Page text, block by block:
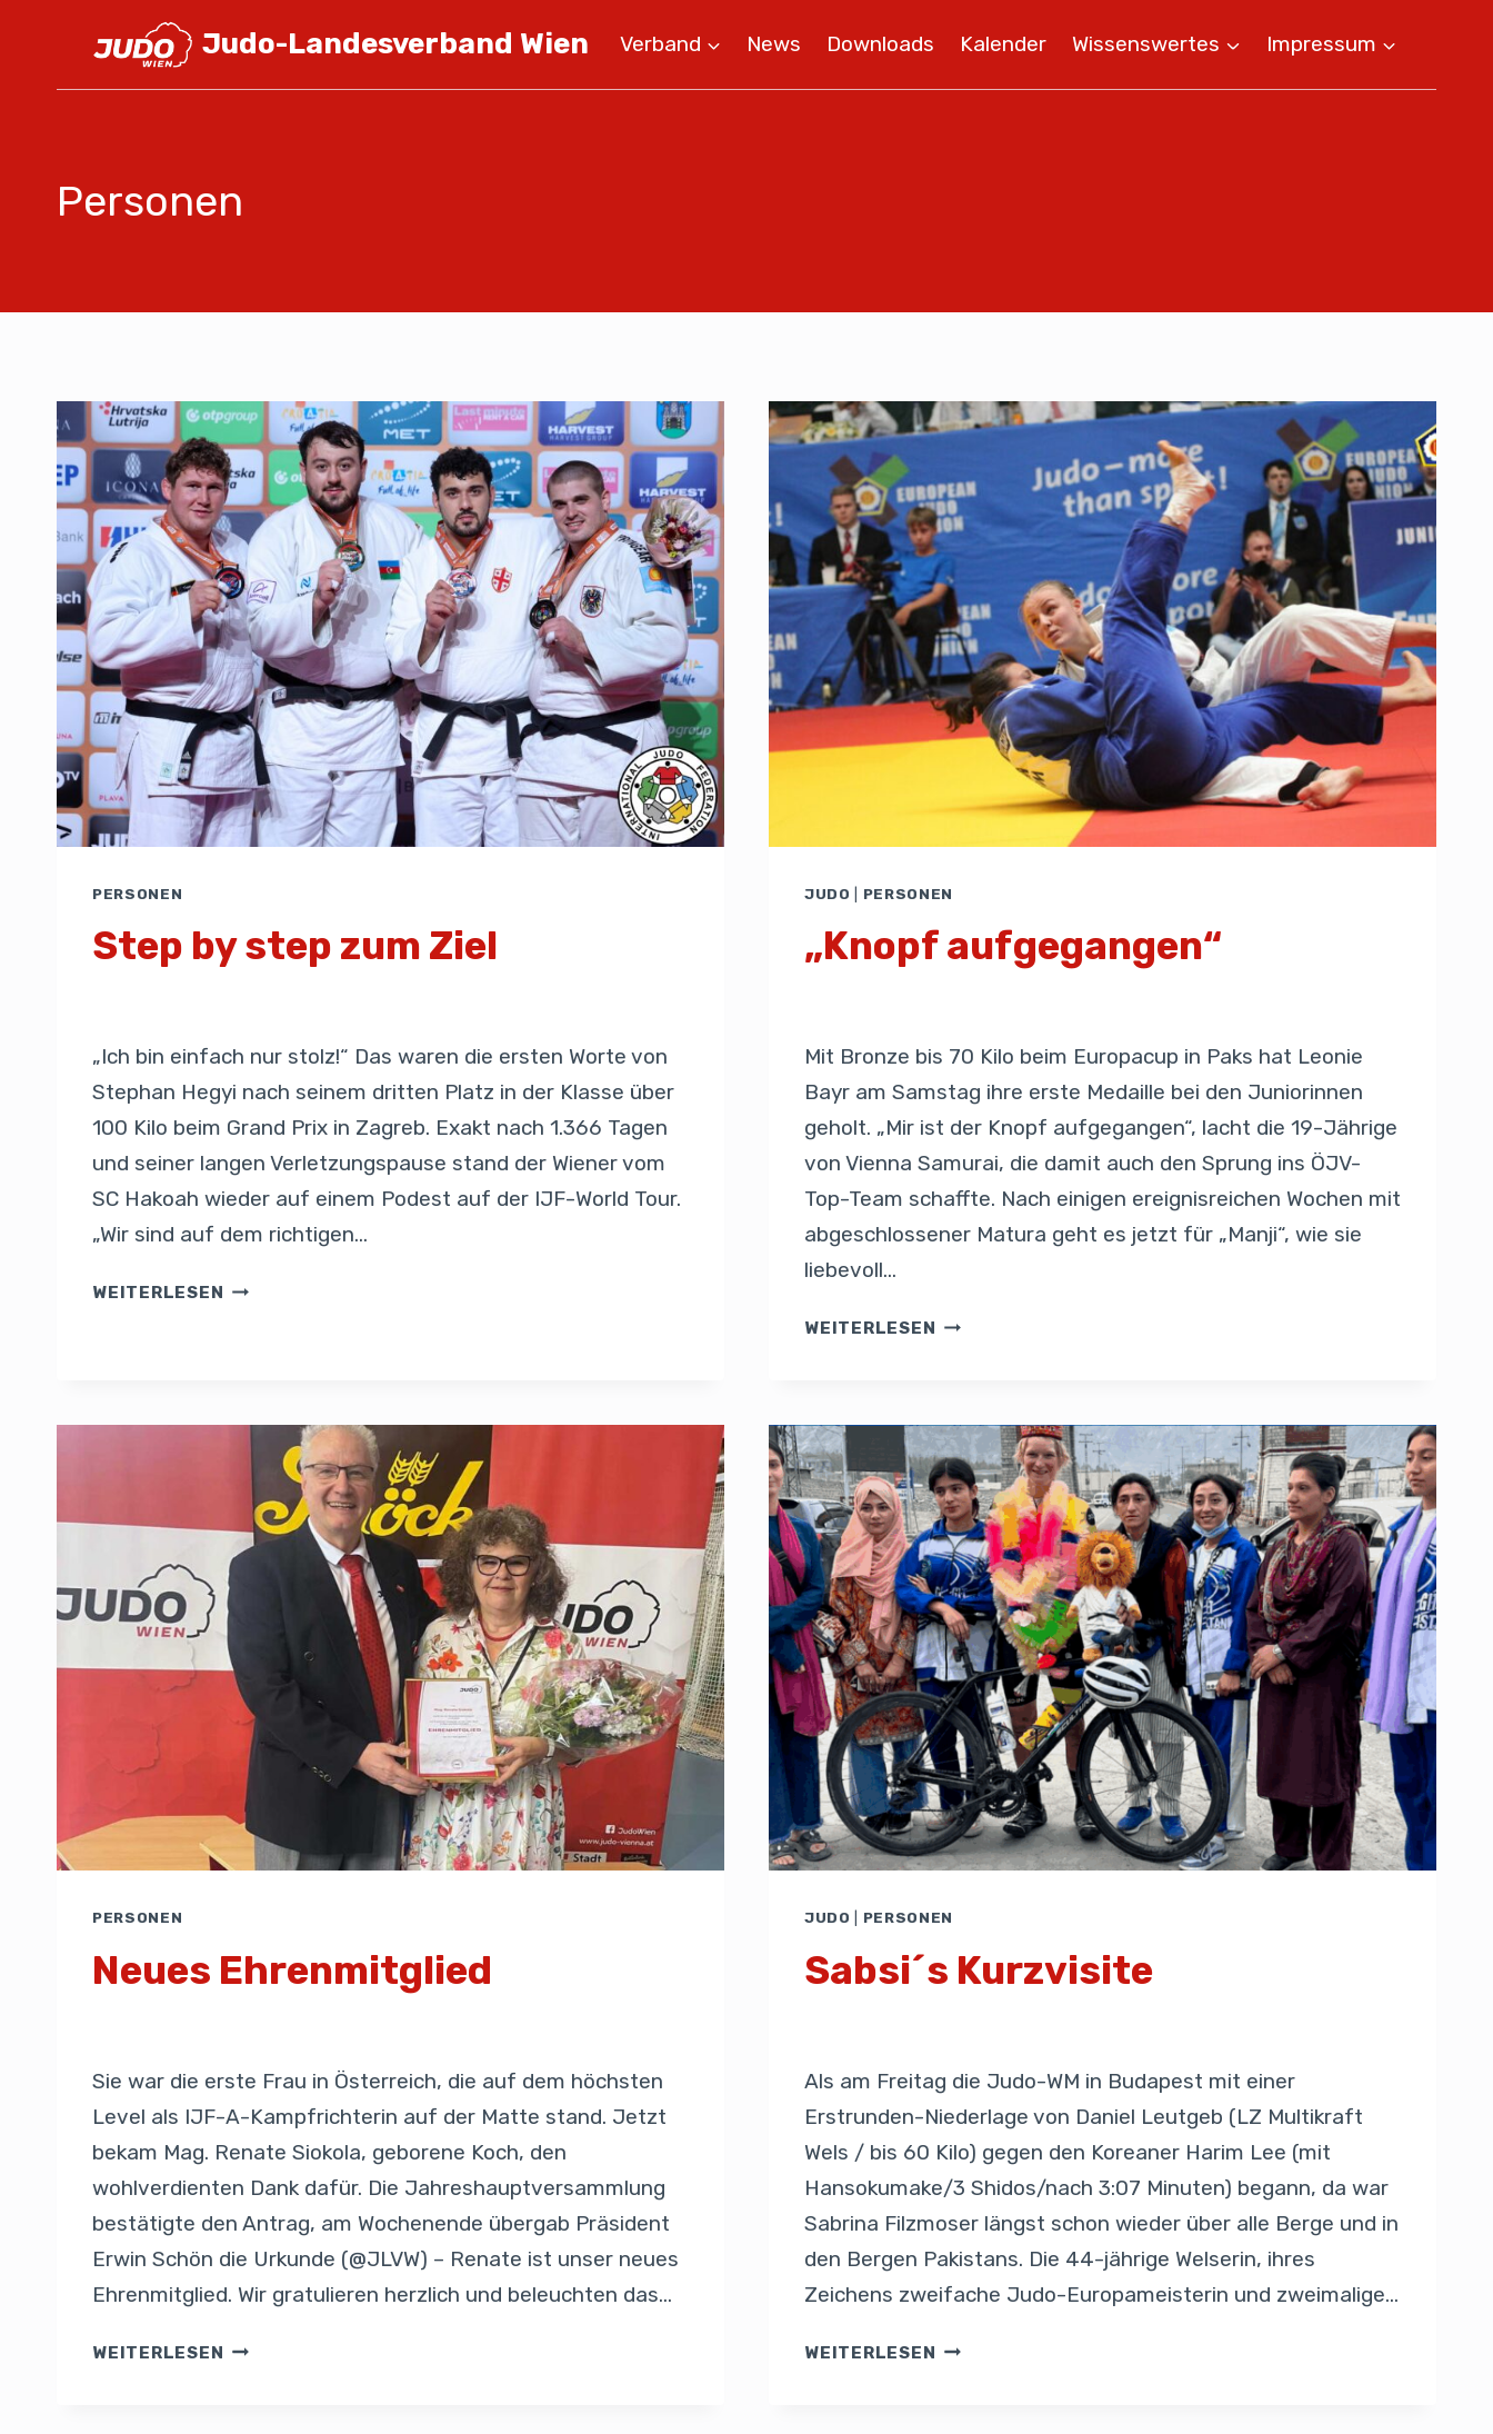
Judo-Landesverband Wien Verband News Downloads Kalender Wissenswertes Impressum
Personen
PERSONEN
Step by step zum Ziel
„Ich bin einfach nur stolz!“ Das waren die ersten Worte von
Stephan Hegyi nach seinem dritten Platz in der Klasse über
100 Kilo beim Grand Prix in Zagreb. Exakt nach 1.366 Tagen
und seiner langen Verletzungspause stand der Wiener vom
SC Hakoah wieder auf einem Podest auf der IJF-World Tour.
„Wir sind auf dem richtigen…
WEITERLESEN
JUDO PERSONEN
„Knopf aufgegangen“
Mit Bronze bis 70 Kilo beim Europacup in Paks hat Leonie
Bayr am Samstag ihre erste Medaille bei den Juniorinnen
geholt. „Mir ist der Knopf aufgegangen“, lacht die 19-Jährige
von Vienna Samurai, die damit auch den Sprung ins ÖJV-
Top-Team schaffte. Nach einigen ereignisreichen Wochen mit
abgeschlossener Matura geht es jetzt für „Manji“, wie sie
liebevoll…
WEITERLESEN
PERSONEN
Neues Ehrenmitglied
Sie war die erste Frau in Österreich, die auf dem höchsten
Level als IJF-A-Kampfrichterin auf der Matte stand. Jetzt
bekam Mag. Renate Siokola, geborene Koch, den
wohlverdienten Dank dafür. Die Jahreshauptversammlung
bestätigte den Antrag, am Wochenende übergab Präsident
Erwin Schön die Urkunde (@JLVW) – Renate ist unser neues
Ehrenmitglied. Wir gratulieren herzlich und beleuchten das…
WEITERLESEN
JUDO PERSONEN
Sabsi´s Kurzvisite
Als am Freitag die Judo-WM in Budapest mit einer
Erstrunden-Niederlage von Daniel Leutgeb (LZ Multikraft
Wels / bis 60 Kilo) gegen den Koreaner Harim Lee (mit
Hansokumake/3 Shidos/nach 3:07 Minuten) begann, da war
Sabrina Filzmoser längst schon wieder über alle Berge und in
den Bergen Pakistans. Die 44-jährige Welserin, ihres
Zeichens zweifache Judo-Europameisterin und zweimalige…
WEITERLESEN